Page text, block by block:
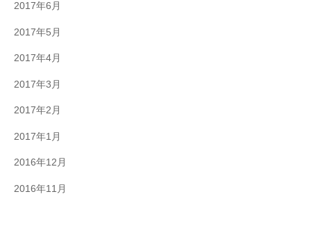
2017年6月
2017年5月
2017年4月
2017年3月
2017年2月
2017年1月
2016年12月
2016年11月